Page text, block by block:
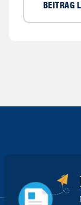
BEITRAG